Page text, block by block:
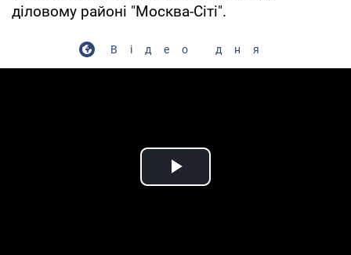
діловому районі "Москва-Сіті".
Відео дня
Play Video